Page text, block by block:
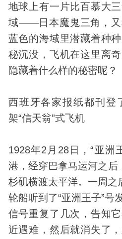
地球上有一片比百慕大
域——日本魔鬼三角，又
蓝色的海域里潜藏着种
秘沉没，飞机在这里离
隐藏着什么样的秘密呢？
西班牙各家报纸都刊登
架“信天翁”式飞机
1928年2月28日，“亚洲
港，经穿巴拿马运河之后
杉矶横渡太平洋。一周之
轮船听到了“亚洲王子”号
信号重复了几次，告知
近遇难，然后就消失了